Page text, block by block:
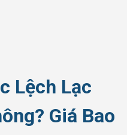
Lệch Lạc
Giá Bao